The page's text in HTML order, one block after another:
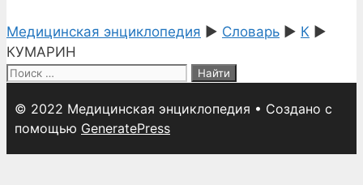
Медицинская энциклопедия ► Словарь ► К ►
КУМАРИН
Поиск:
© 2022 Медицинская энциклопедия • Создано с
помощью GeneratePress